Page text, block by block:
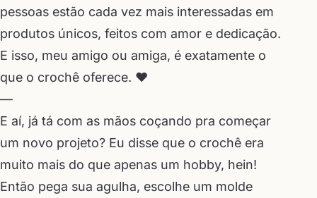
pessoas estão cada vez mais interessadas em
produtos únicos, feitos com amor e dedicação.
E isso, meu amigo ou amiga, é exatamente o
que o crochê oferece. ❤️
—
E aí, já tá com as mãos coçando pra começar
um novo projeto? Eu disse que o crochê era
muito mais do que apenas um hobby, hein!
Então pega sua agulha, escolhe um molde